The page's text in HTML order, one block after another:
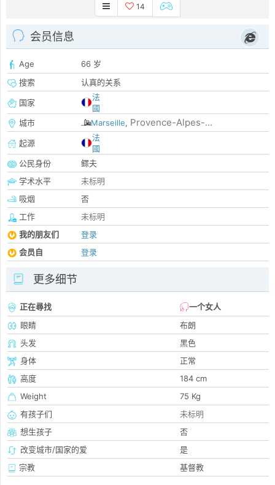
14
会员信息
Age
66 岁
搜索
认真的关系
国家
法
國
城市
Marseille, Provence-Alpes-...
起源
法
國
公民身份
鳏夫
学术水平
未标明
吸烟
否
工作
未标明
我的朋友们
登录
会员自
登录
更多细节
正在尋找
一个女人
眼睛
布朗
头发
黑色
身体
正常
高度
184 cm
Weight
75 Kg
有孩子们
未标明
想生孩子
否
改变城市/国家的爱
是
宗教
基督教